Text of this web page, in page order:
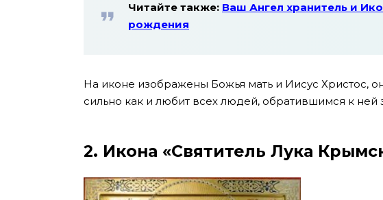
Читайте также: Ваш Ангел хранитель и
рождения
На иконе изображены Божья мать и Иисус Христос,
сильно как и любит всех людей, обратившимся к
2. Икона «Святитель Лука